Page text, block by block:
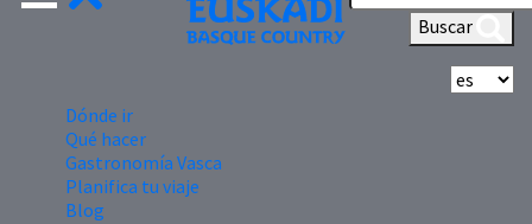
Buscar
Dónde ir
Qué hacer
Gastronomía Vasca
Planifica tu viaje
Blog